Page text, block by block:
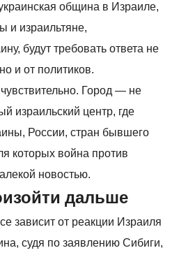
община в Израиле,
и израильтяне,
будут требовать ответа не
и от политиков.
Город — не
израильский центр, где
России, стран бывшего
которых война против
новостью.
дальше
зависит от реакции Израиля
судя по заявлению Сибиги,